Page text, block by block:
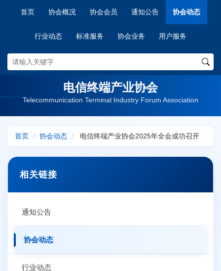
首页 协会概况 协会会员 通知公告 协会动态
行业动态 标准服务 协会业务 用户服务
电信终端产业协会
Telecommunication Terminal Industry Forum Association
首页 协会动态 电信终端产业协会2025年全会成功召开
相关链接
通知公告
协会动态
行业动态